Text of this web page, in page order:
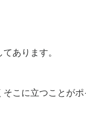
あります。
こに立つことがポ